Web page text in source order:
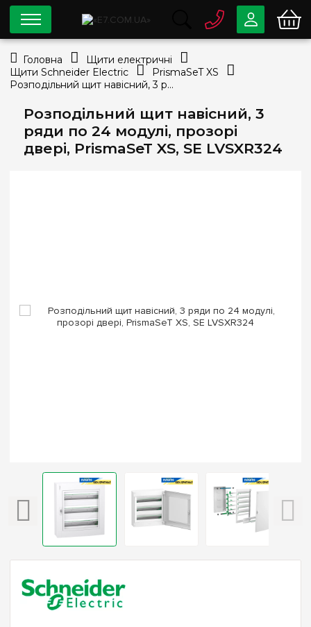
Розподільний щит навісний, 3
ряди по 24 модулі, прозорі
двері, PrismaSeT XS, SE LVSXR324
0 800
Безкоштовно
info@e7.com.ua
334-79-78
Viber Telegram
Головна
Щити електричні
Щити Schneider Electric
PrismaSeT XS
Розподільний щит навісний, 3 ряди по 24 модулі, прозорі двері, PrismaSeT XS, SE LVSXR324